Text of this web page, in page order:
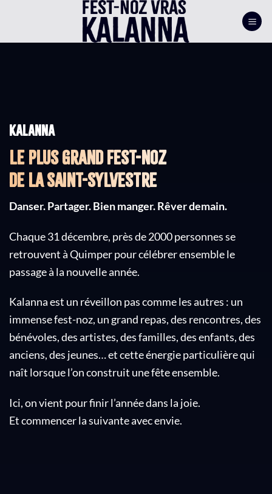
Kalanna
Le plus grand fest-noz
de la Saint-Sylvestre
Danser. Partager. Bien manger. Rêver demain.
Chaque 31 décembre, près de 2000 personnes se
retrouvent à Quimper pour célébrer ensemble le
passage à la nouvelle année.
Kalanna est un réveillon pas comme les autres : un
immense fest-noz, un grand repas, des rencontres, des
bénévoles, des artistes, des familles, des enfants, des
anciens, des jeunes… et cette énergie particulière qui
naît lorsque l’on construit une fête ensemble.
Ici, on vient pour finir l’année dans la joie.
Et commencer la suivante avec envie.